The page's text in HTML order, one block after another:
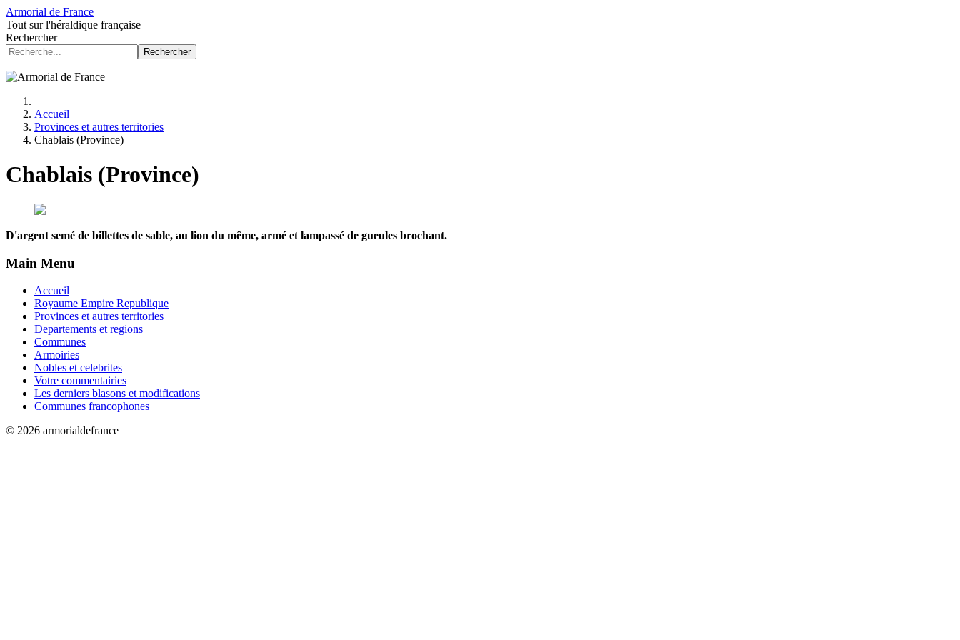
Armorial de France
Tout sur l'héraldique française
Rechercher
Rechercher
Accueil
Provinces et autres territories
Chablais (Province)
Chablais (Province)
D'argent semé de billettes de sable, au lion du même, armé et lampassé de gueules brochant.
Main Menu
Accueil
Royaume Empire Republique
Provinces et autres territories
Departements et regions
Communes
Armoiries
Nobles et celebrites
Votre commentairies
Les derniers blasons et modifications
Communes francophones
© 2026 armorialdefrance